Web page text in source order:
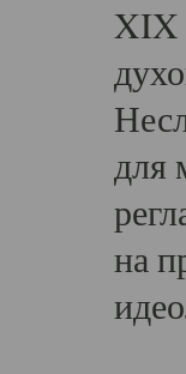
XIX
для
на